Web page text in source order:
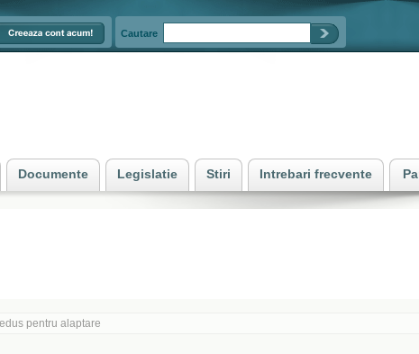
pentru alaptare
Cautare
Documente Legislatie Stiri Intrebari frecvente